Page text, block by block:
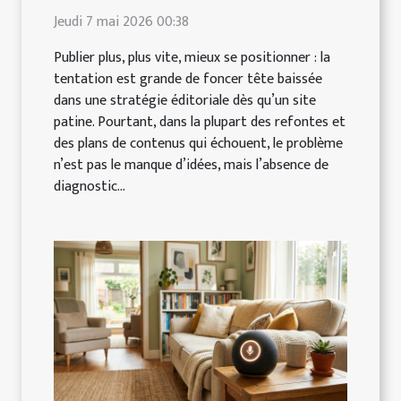
Jeudi 7 mai 2026 00:38
Publier plus, plus vite, mieux se positionner : la
tentation est grande de foncer tête baissée
dans une stratégie éditoriale dès qu’un site
patine. Pourtant, dans la plupart des refontes et
des plans de contenus qui échouent, le problème
n’est pas le manque d’idées, mais l’absence de
diagnostic...